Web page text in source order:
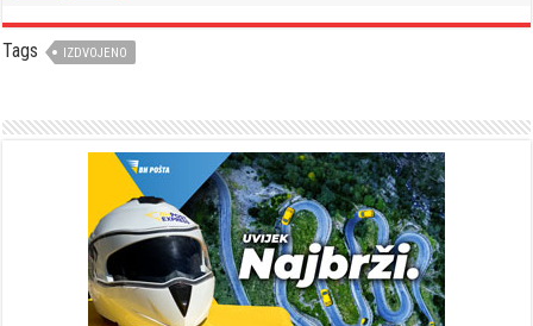
Tags IZDVOJENO